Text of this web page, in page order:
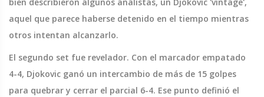
aquel que parece haberse detenido en el tiempo mientras
otros intentan alcanzarlo.
El segundo set fue revelador. Con el marcador empatado
4-4, Djokovic ganó un intercambio de más de 15 golpes
para quebrar y cerrar el parcial 6-4. Ese punto definió el